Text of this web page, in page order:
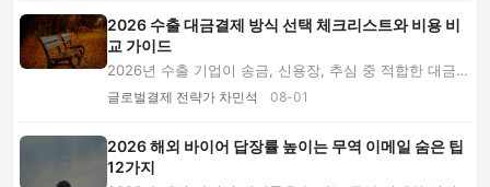
2026 수출 대금결제 방식 선택 체크리스트와 비용 비
교 가이드
2026년 수출 기업이 송금, 신용장, 추심 중 적합한 대금결
제 방식을 선택하도록 바이어 위험, 비용, 계...
글로벌결제 전략가 차민석 08-01
2026 해외 바이어 답장률 높이는 무역 이메일 숨은 팁
12가지